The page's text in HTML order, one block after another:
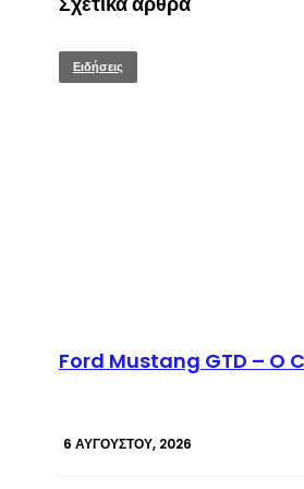
Ειδήσεις
Ford Mustang GTD – O
6 ΑΥΓΟΎΣΤΟΥ, 2026